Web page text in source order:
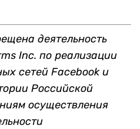
деятельность
Inc. по реализации
сетей Facebook и
Российской
осуществления